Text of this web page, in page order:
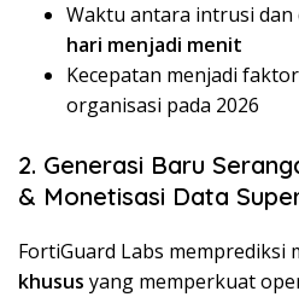
Waktu antara intrusi
hari menjadi menit
Kecepatan menjadi
organisasi pada 2026
2. Generasi Baru
& Monetisasi Data
FortiGuard Labs memprediksi
khusus yang memperkuat